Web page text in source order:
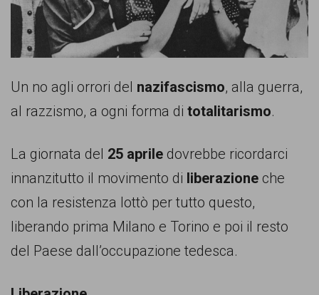
specificamente
dedicato
al
fenomeno
del
curato
da
Lunaria
collaborazione
Un no agli orrori del nazifascismo, alla guerra,
al razzismo, a ogni forma di totalitarismo.
La giornata del 25 aprile dovrebbe ricordarci
innanzitutto il movimento di liberazione che
con la resistenza lottò per tutto questo,
liberando prima Milano e Torino e poi il resto
del Paese dall’occupazione tedesca.